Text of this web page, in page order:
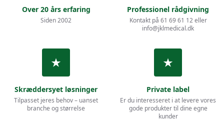
Over 20 års erfaring
Siden 2002
Professionel rådgivning
Kontakt på 61 69 61 12 eller
info@jklmedical.dk
Skræddersyet løsninger
Tilpasset jeres behov – uanset
branche og størrelse
Private label
Er du interesseret i at levere vores
gode produkter til dine egne
kunder